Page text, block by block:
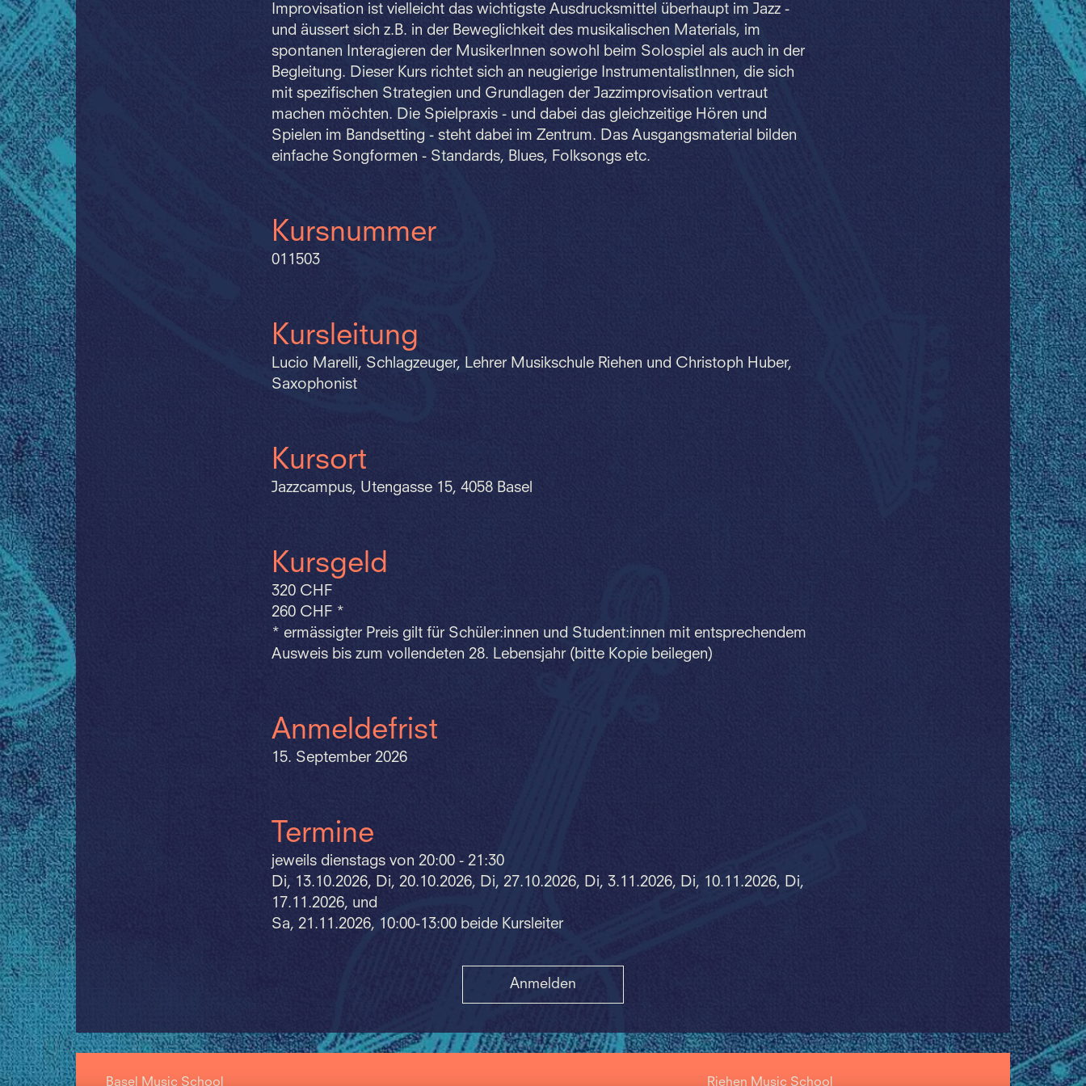
Improvisation ist vielleicht das wichtigste Ausdrucksmittel überhaupt im Jazz -
und äussert sich z.B. in der Beweglichkeit des musikalischen Materials, im
spontanen Interagieren der MusikerInnen sowohl beim Solospiel als auch in der
Begleitung. Dieser Kurs richtet sich an neugierige InstrumentalistInnen, die sich
mit spezifischen Strategien und Grundlagen der Jazzimprovisation vertraut
machen möchten. Die Spielpraxis - und dabei das gleichzeitige Hören und
Spielen im Bandsetting - steht dabei im Zentrum. Das Ausgangsmaterial bilden
einfache Songformen - Standards, Blues, Folksongs etc.
Kursnummer
011503
Kursleitung
Lucio Marelli, Schlagzeuger, Lehrer Musikschule Riehen und Christoph Huber,
Saxophonist
Kursort
Jazzcampus, Utengasse 15, 4058 Basel
Kursgeld
320 CHF
260 CHF *
* ermässigter Preis gilt für Schüler:innen und Student:innen mit entsprechendem
Ausweis bis zum vollendeten 28. Lebensjahr (bitte Kopie beilegen)
Anmeldefrist
15. September 2026
Termine
jeweils dienstags von 20:00 - 21:30
Di, 13.10.2026, Di, 20.10.2026, Di, 27.10.2026, Di, 3.11.2026, Di, 10.11.2026, Di,
17.11.2026, und
Sa, 21.11.2026, 10:00-13:00 beide Kursleiter
Anmelden
Basel Music School Riehen Music School